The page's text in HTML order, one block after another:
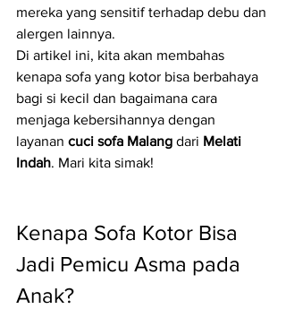
mereka yang sensitif terhadap debu dan
alergen lainnya.
Di artikel ini, kita akan membahas
kenapa sofa yang kotor bisa berbahaya
bagi si kecil dan bagaimana cara
menjaga kebersihannya dengan
layanan cuci sofa Malang dari Melati
Indah. Mari kita simak!
Kenapa Sofa Kotor Bisa
Jadi Pemicu Asma pada
Anak?